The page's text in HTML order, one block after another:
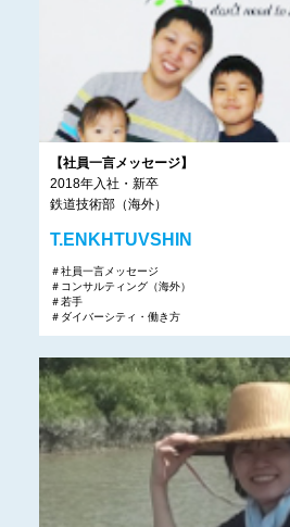
【社員一言メッセージ】
2018年入社・新卒
鉄道技術部（海外）
T.ENKHTUVSHIN
＃社員一言メッセージ
＃コンサルティング（海外）
＃若手
＃ダイバーシティ・働き方